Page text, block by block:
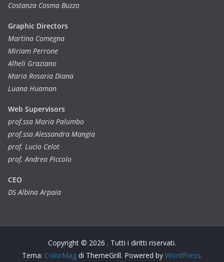
Costanza Cosma Buzzo
Graphic Directors
Martina Comegna
Miriam Perrone
Alheli Graziano
Maria Rosaria Diana
Luana Huaman
Web Supervisors
prof.ssa Maria Palumbo
prof.ssa Alessandra Mangia
prof. Lucio Celot
prof. Andrea Piccolo
CEO
DS Albina Arpaia
Copyright © 2026 . Tutti i diritti riservati.
Tema: ColorMag di ThemeGrill. Powered by WordPress.